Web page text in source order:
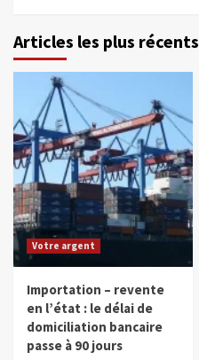
Articles les plus récents
Votre argent
Importation – revente
en l’état : le délai de
domiciliation bancaire
passe à 90 jours